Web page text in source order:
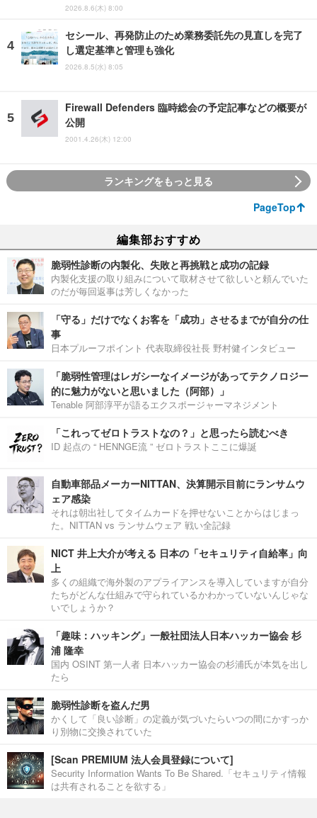
2026.8.6(木) 8:00
セシール、再発防止のため業務委託先の見直しを完了
し選定基準と管理も強化
2026.8.5(水) 8:05
Firewall Defenders 臨時総会の予定記事などの概要が
公開
2001.4.26(木) 12:00
ランキングをもっと見る
PageTop
編集部おすすめ
脆弱性診断の内製化、失敗と再挑戦と成功の記録
内製化支援の取り組みについて取材させて欲しいと頼んでいた
のだが毎回返事は芳しくなかった
「守る」だけでなくお客を「成功」させるまでが自分の仕
事
日本プルーフポイント 代表取締役社長 野村健インタビュー
「脆弱性管理はレガシーなイメージがあってテクノロジー
的に魅力がないと思いました（阿部）」
Tenable 阿部淳平が語るエクスポージャーマネジメント
「これってゼロトラストなの？」と思ったら読むべき
ID 起点の “ HENNGE流 ” ゼロトラストここに爆誕
自動車部品メーカーNITTAN、決算開示目前にランサムウ
ェア感染
それは朝出社してタイムカードを押せないことからはじまっ
た。NITTAN vs ランサムウェア 戦い全記録
NICT 井上大介が考える 日本の「セキュリティ自給率」向
上
多くの組織で海外製のアプライアンスを導入していますが自分
たちがどんな仕組みで守られているかわかっていないんじゃな
いでしょうか？
「趣味：ハッキング」一般社団法人日本ハッカー協会 杉
浦 隆幸
国内 OSINT 第一人者 日本ハッカー協会の杉浦氏が本気を出し
たら
脆弱性診断を盗んだ男
かくして「良い診断」の定義が気づいたらいつの間にかすっか
り別物に交換されていた
[Scan PREMIUM 法人会員登録について]
Security Information Wants To Be Shared.「セキュリティ情報
は共有されることを欲する」